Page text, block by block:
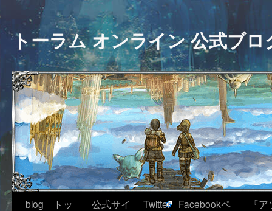
トーラム オンライン 公式ブロ
blog トッ
公式サイ
Twitter
Facebookペ
『